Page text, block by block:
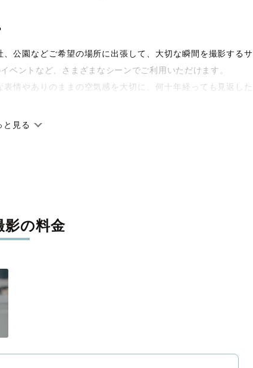
公園などご希望の場所に出張して、大切な瞬間を撮影するサ
ベントなど、さまざまなシーンでご利用いただけます。
情やありのままの空気感を大切に、何十年経っても見返した
調整。自然な雰囲気を残しつつも、おしゃれで洗練された仕
と見る
影の料金